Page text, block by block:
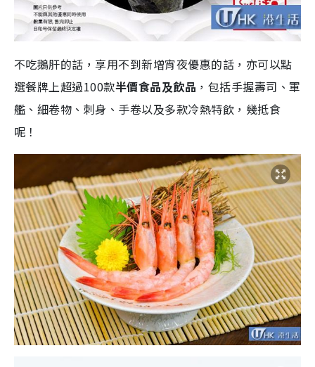
不吃鵝肝的話，享用不到新增宵夜優惠的話，亦可以點
選餐牌上超過100款半價食品及飲品 ，包括手握壽司、軍
艦、細卷物、刺身、手卷以及多款冷熱特飲，幾抵食
呢！